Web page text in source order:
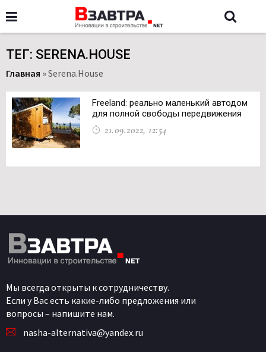
ТЕГ: SERENA.HOUSE
Главная »Serena.House
Freeland: реально маленький автодом
для полной свободы передвижения
21.09.2022, 12:54
Мы всегда открыты к сотрудничеству.
Если у Вас есть какие-либо предложения или
вопросы – напишите нам.
nasha-alternativa@yandex.ru